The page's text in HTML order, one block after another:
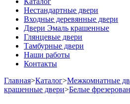
Нестандартные двери
Входные деревянные двери
Двери Эмаль крашенные
Глянцевые двери
Тамбурные двери
Наши работы
Контакты
Главная>Каталог>Межкомнатные
крашенные двери>Белые